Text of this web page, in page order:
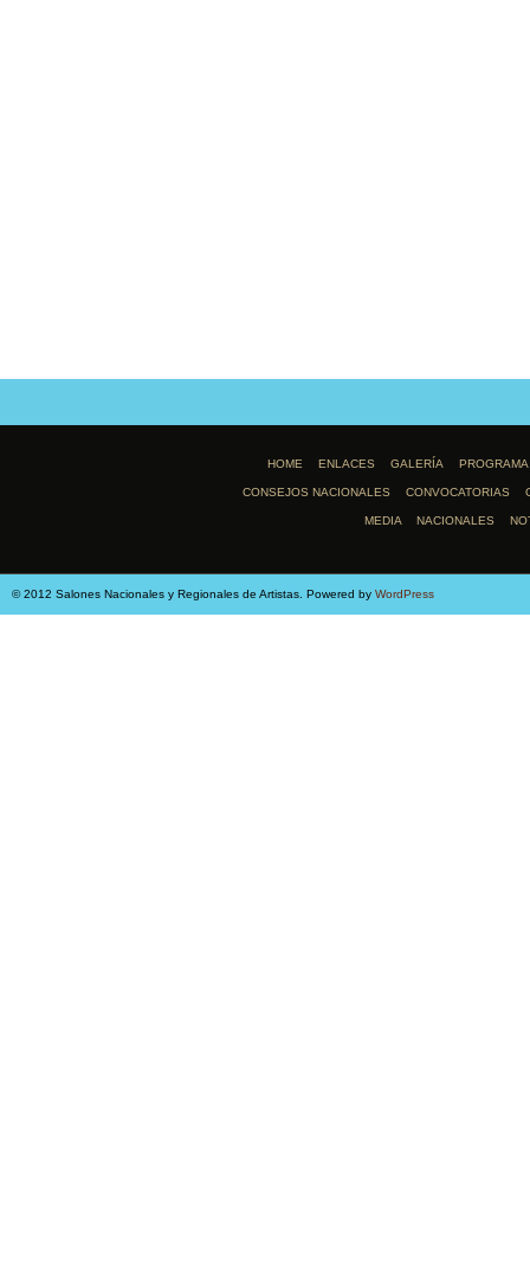
HOME ENLACES GALERÍA PROGRAMA
CONSEJOS NACIONALES CONVOCATORIAS
MEDIA NACIONALES
© 2012 Salones Nacionales y Regionales de Artistas. Powered by WordPress